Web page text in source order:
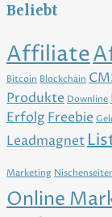
Beliebt
Affiliate
Bitcoin Blockchain
Produkte Downline
ErfolgFreebie
Leadmagnet
Marketing
Online